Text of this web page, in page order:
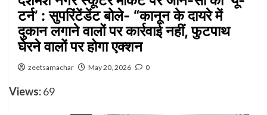
टर्न’ : सुपरिंटेंडेंट बोले- “कानून के दायरे में
दुकान लगाने वालों पर कार्रवाई नहीं, फुटपाथ
घेरने वालों पर होगा एक्शन
zeetsamachar May 20, 2026 0
Views:69